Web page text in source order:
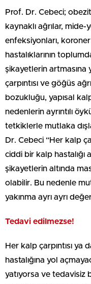
Prof. Dr. Cebeci;
kaynaklı ağrılar,
enfeksiyonları,
hastalıklarının
şikayetlerin artmasına
çarpıntısı ve göğüs
bozukluğu, yapısal
nedenlerin ayrıntılı
tetkiklerle mutlaka
Dr. Cebeci “Her kalp
ciddi bir kalp hastalığı
şikayetlerin altında
olabilir. Bu nedenle
yakınma ayrı ayrı
Tedavi edilmezse!
Her kalp çarpıntısı ya
hastalığına yol
yatıyorsa ve tedavisiz